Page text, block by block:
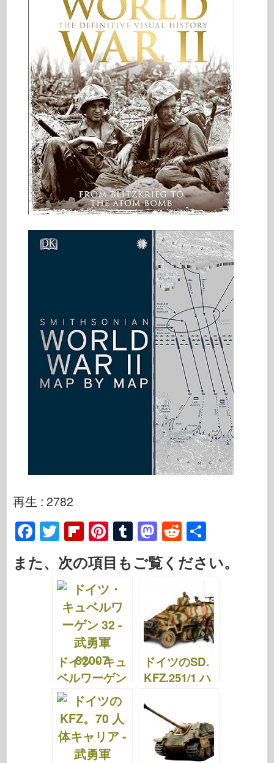
再生 : 2782
F
a
c
T
wi
tt
er
Fl
ip
b
o
ar
d
Pi
nt
er
e
st
T
u
m
M
a
st
d
o
n
R
e
d
di
t
h
ar
e
また、次の項目もご覧ください。
ドイツ・キュ
ベルワーゲン
32 – 武勇軍
82007
ドイツのSD.
KFZ.251/1 ハ
の力 81610